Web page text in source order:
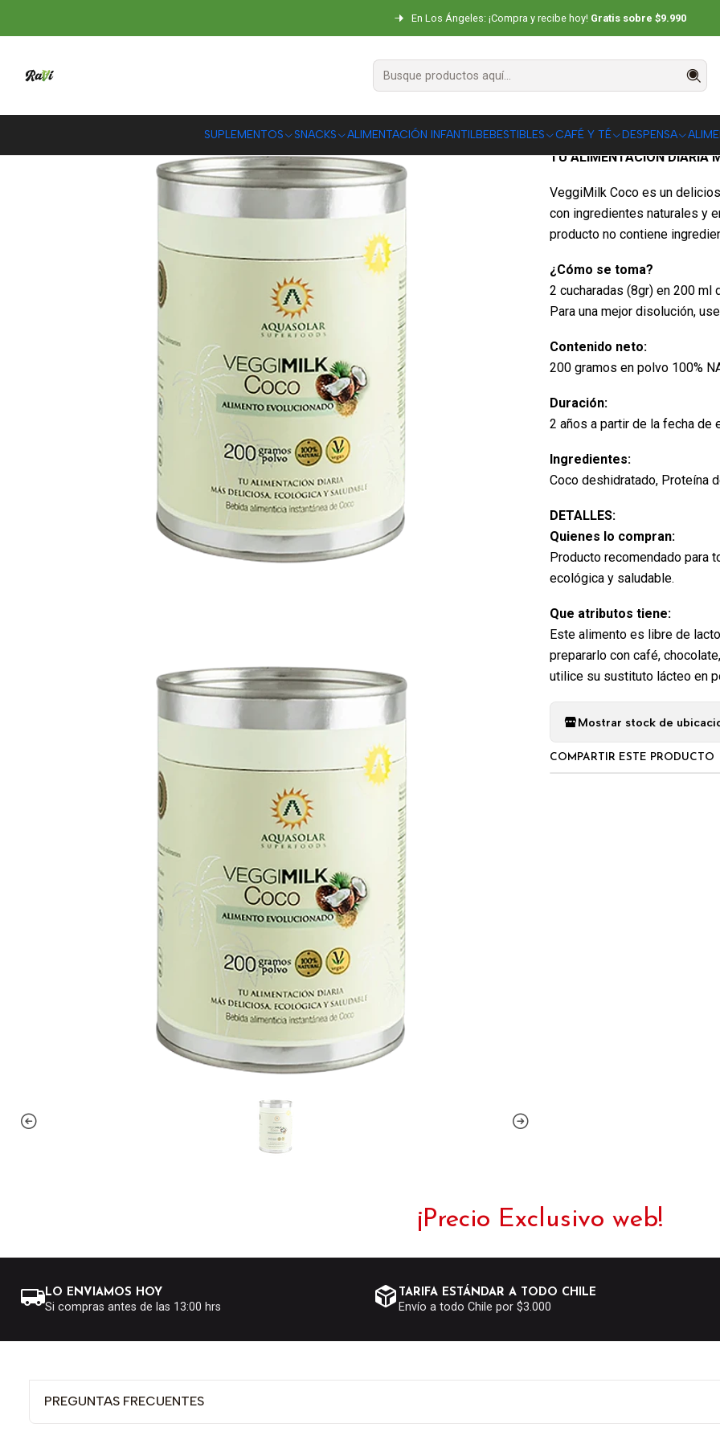
SUPLEMENTOS SNACKS ALIMENTACIÓN INFANTILBEBESTIBLES CAFÉ Y TÉ DESPENSA
En Los Ángeles: ¡Compra y recibe hoy! Gratis sobre $9.990
BEBESTIBLES Bebidas Vegetales Veggimilk Coco Aquasolar
Veggimilk
DESCRIPCIÓN
TU ALIMENTACIÓN DIARIA
VeggiMilk Coco es un
con ingredientes naturales y
producto no contiene
¿Cómo se toma?
2 cucharadas (8gr) en 200 ml
Para una mejor disolución,
Contenido neto:
200 gramos en polvo 100%
Duración:
2 años a partir de la fecha de
Ingredientes:
Coco deshidratado, Proteína
DETALLES:
Quienes lo compran:
Producto recomendado para
ecológica y saludable.
Que atributos tiene:
Este alimento es libre de
prepararlo con café,
utilice su sustituto lácteo en
Mostrar stock de
COMPARTIR ESTE PRODUCTO
¡Precio Exclusivo web!
LO ENVIAMOS HOY
Si compras antes de las 13:00 hrs
TARIFA ESTÁNDAR A TODO CHILE
Envío a todo Chile por $3.000
PREGUNTAS FRECUENTES